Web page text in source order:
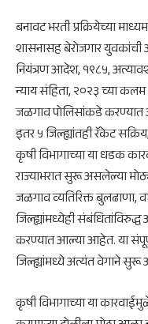
बनावट भरती प्रक्रियेच्या
शासनासह बेरोजगार
नियंत्रण आदेश, १९८५,
न्याय संहिता, २०२३ च्या कलम
जळगाव पोलिसांकडे
इतर ५ जिल्ह्यांतही रॅकेट
कृषी विभागाच्या या धडक
राज्याभरात सुरू असलेल्या
जळगाव व्यतिरिक्त बुलढाणा,
जिल्ह्यांमध्येही
करण्यात आल्या आहेत. या
जिल्ह्यांमध्ये अत्यंत वेगाने
कृषी विभागाच्या या